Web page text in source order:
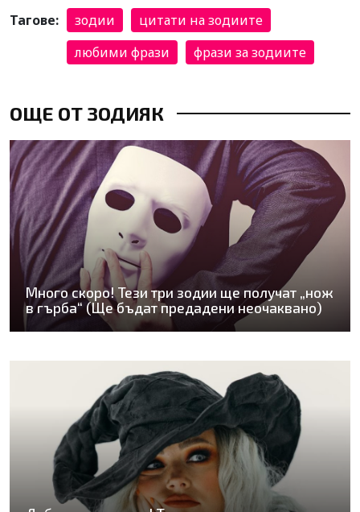
Тагове: зодии
цитати на зодиите
любими фрази
фрази за зодиите
ОЩЕ ОТ ЗОДИЯК
Много скоро! Тези три зодии ще получат „нож
в гърба“ (Ще бъдат предадени неочаквано)